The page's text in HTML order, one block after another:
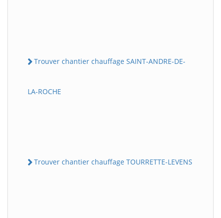
Trouver chantier chauffage SAINT-ANDRE-DE-
LA-ROCHE
Trouver chantier chauffage TOURRETTE-LEVENS